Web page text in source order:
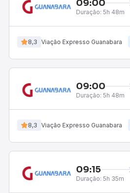
09:00
Duração: 5h 48m
8,3 Viação Expresso Guanabara
09:00
Duração: 5h 48m
8,3 Viação Expresso Guanabara
09:15
Duração: 5h 35m